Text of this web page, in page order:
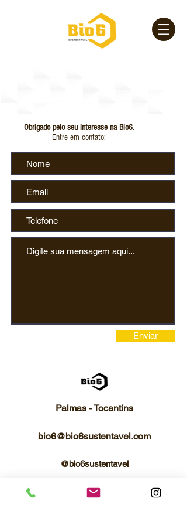
Obrigado pelo seu interesse na Bio6.
Entre em contato:
Enviar
Palmas - Tocantins
bio6@bio6sustentavel.com
@bio6sustentavel
063 98114-9676